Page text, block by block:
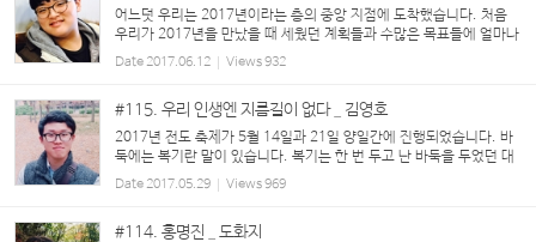
어느덧 우리는 2017년이라는 층의 중앙 지점에 도착했습니다. 처음
우리가 2017년을 만났을 때 세웠던 계획들과 수많은 목표들에 얼마나
다가가고 있으신가요? 아직도 계획만, 혹은 포기한 것들이 있지는 않
습니까? 우리는 수많은 계획...
Date2017.06.12 Views932
#115. 우리 인생엔 지름길이 없다 _ 김영호
2017년 전도 축제가 5월 14일과 21일 양일간에 진행되었습니다. 바
둑에는 복기란 말이 있습니다. 복기는 한 번 두고 난 바둑을 두었던 대
로 다시 처음부터 놓아보는 것을 의미합니다. 바둑에는 이런 말이 있습
니다. ‘승리한 대국의 복기는 이기...
Date2017.05.29 Views969
#114. 홍명진 _ 도화지